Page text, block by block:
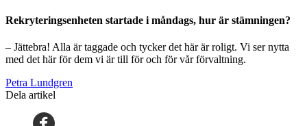
Rekryteringsenheten startade i måndags, hur är stämningen?
– Jättebra! Alla är taggade och tycker det här är roligt. Vi ser nytta
med det här för dem vi är till för och för vår förvaltning.
Petra Lundgren
Dela artikel